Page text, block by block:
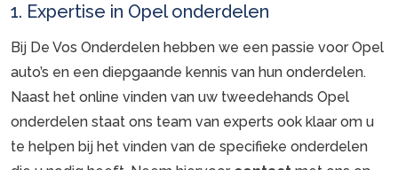
1. Expertise in Opel onderdelen
Bij De Vos Onderdelen hebben we een passie voor Opel
auto’s en een diepgaande kennis van hun onderdelen.
Naast het online vinden van uw tweedehands Opel
onderdelen staat ons team van experts ook klaar om u
te helpen bij het vinden van de specifieke onderdelen